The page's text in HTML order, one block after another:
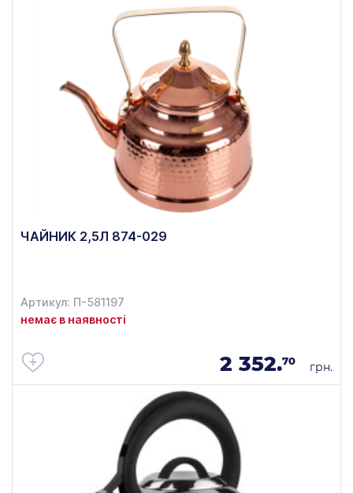
ЧАЙНИК 2,5Л 874-029
Артикул: П-581197
немає в наявності
2 352.70 грн.